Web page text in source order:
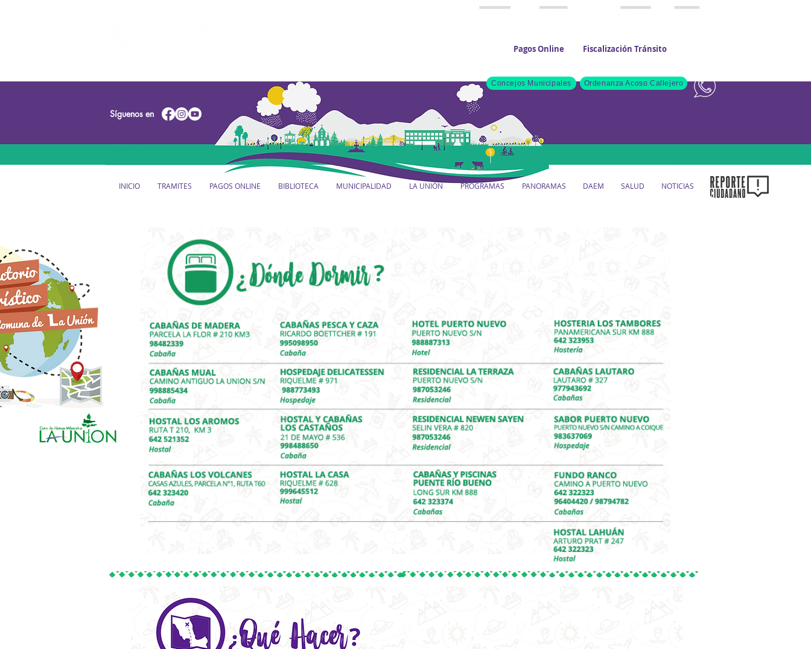
Pagos Online Fiscalización Tránsito
Concejos Municipales
Síguenos en
INICIO TRAMITES PAGOS ONLINE BIBLIOTECA MUNICIPALIDAD LA UNIÓN PROGRAMAS PANORAMAS DAEM SALUD NOTICIAS
Ordenanza Acoso Callejero